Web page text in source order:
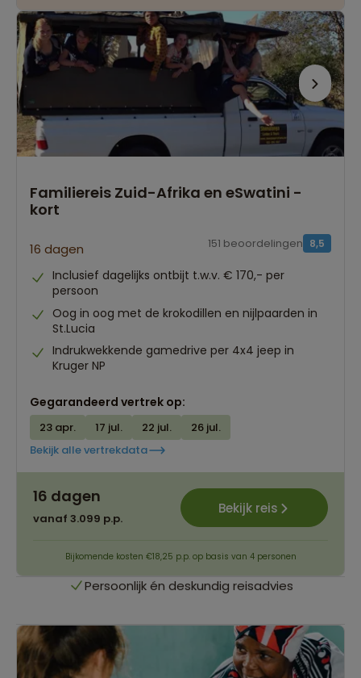
Familiereis Zuid-Afrika en eSwatini -
kort
16 dagen 8,5
151 beoordelingen
Inclusief dagelijks ontbijt t.w.v. € 170,- per
persoon
Oog in oog met de krokodillen en nijlpaarden in
St.Lucia
Indrukwekkende gamedrive per 4x4 jeep in
Kruger NP
Gegarandeerd vertrek op:
23 apr. 17 jul. 22 jul.
26 jul.
Bekijk alle vertrekdata
16 dagen
vanaf 3.099 p.p.
Bekijk reis
Bijkomende kosten €18,25 p.p. op basis van 4 personen
Best beoordeelde reisroutes
Het grootste reisaanbod
Persoonlijk én deskundig reisadvies
Het grootste reisaanbod